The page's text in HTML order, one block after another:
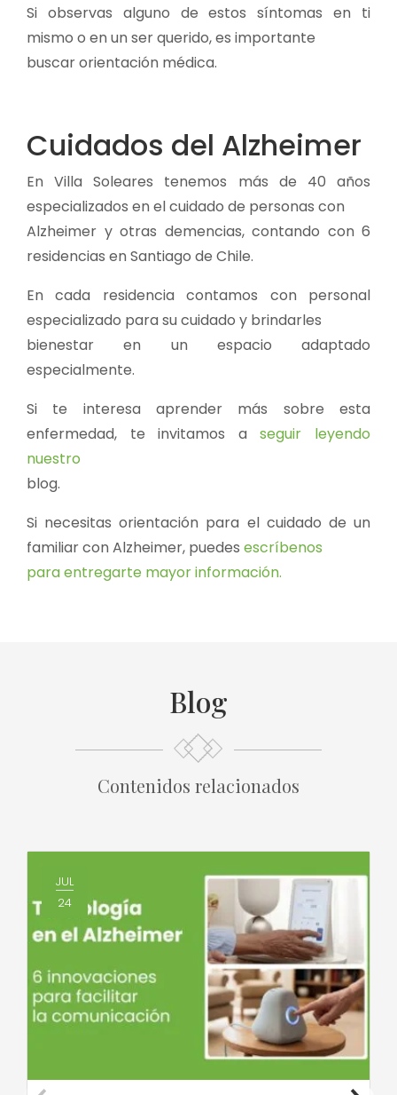
Si observas alguno de estos síntomas en ti
mismo o en un ser querido, es importante
buscar orientación médica.
Cuidados del Alzheimer
En Villa Soleares tenemos más de 40 años
especializados en el cuidado de personas con
Alzheimer y otras demencias, contando con 6
residencias en Santiago de Chile.
En cada residencia contamos con personal
especializado para su cuidado y brindarles
bienestar en un espacio adaptado
especialmente.
Si te interesa aprender más sobre esta
enfermedad, te invitamos aseguir leyendo
nuestro
blog.
Si necesitas orientación para el cuidado de un
familiar con Alzheimer, puedes escríbenos
para entregarte mayor información.
Blog
Contenidos relacionados
JUL
24